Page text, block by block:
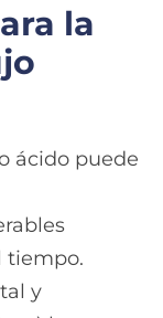
la
ácido puede
tiempo.
y